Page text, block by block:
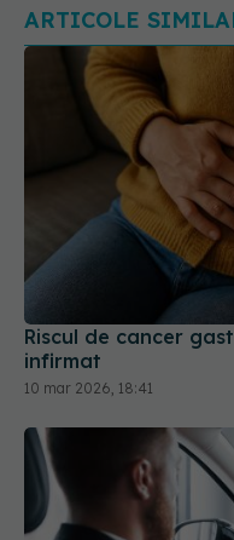
ARTICOLE
Riscul de cancer
infirmat
10 mar 2026, 18:41